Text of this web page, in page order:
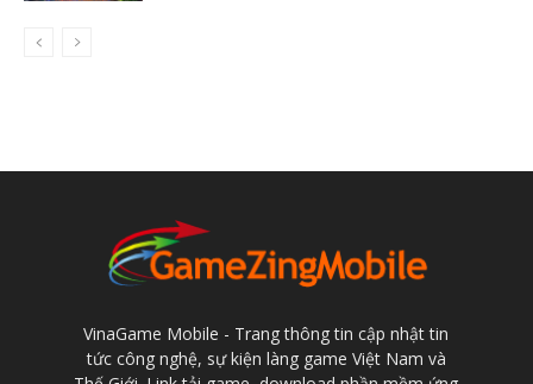
VinaGame Mobile - Trang thông tin cập nhật tin
tức công nghệ, sự kiện làng game Việt Nam và